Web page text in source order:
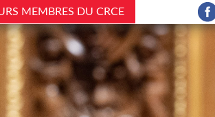
MEMBRES DU CRCE